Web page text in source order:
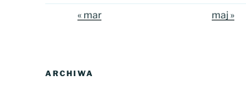
« mar
maj »
ARCHIWA